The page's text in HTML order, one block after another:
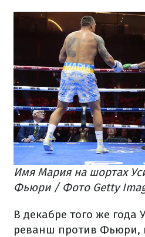
Имя Мария на шортах
Фьюри / Фото Getty
В декабре того же года
реванш против Фьюри,